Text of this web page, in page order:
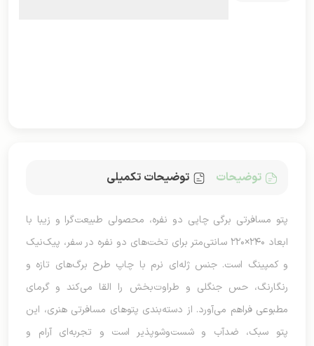
توضیحات توضیحات تکمیلی
پتو مسافرتی برگی چاپی دو نفره، محصولی طبیعت‌گرا و زیبا با
ابعاد ۲۴۰×۲۲۰ سانتی‌متر برای تخت‌های دو نفره در سفر، پیک‌نیک
و کمپینگ است. جنس ژله‌ای نرم با چاپ طرح برگ‌های تازه و
رنگارنگ، حس جنگلی و طراوت‌بخش را القا می‌کند و گرمای
مطبوعی فراهم می‌آورد. از دسته‌بندی پتوهای مسافرتی هنری، این
پتو سبک، ضدآب و شست‌وشوپذیر است و تجربه‌ای آرام و